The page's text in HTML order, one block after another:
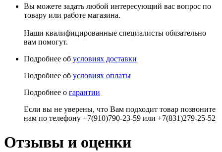
Вы можете задать любой интересующий вас вопрос по
товару или работе магазина.
Наши квалифицированные специалисты обязательно
вам помогут.
Подробнее об условиях доставки
Подробнее об условиях оплаты
Подробнее о гарантии
Если вы не уверены, что Вам подходит товар позвоните
нам по телефону +7(910)790-23-59 или +7(831)279-25-52
Отзывы и оценки